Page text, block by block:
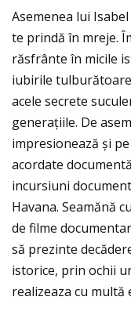
Asemenea lui
te prindă în mreje.
răsfrânte în micile
iubirile
acele secrete
generaţiile. De
impresionează și
acordate
incursiuni
Havana. Seamănă
de filme
să prezinte
istorice, prin ochii
realizeaza cu multă